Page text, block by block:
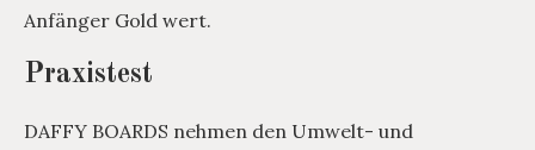
Anfänger Gold wert.
Praxistest
DAFFY BOARDS nehmen den Umwelt- und